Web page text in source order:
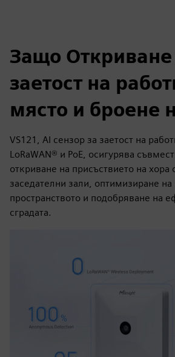
Защо Откриване
заетост на
място и броене
VS121, AI сензор за заетост на
LoRaWAN® и PoE, осигурява
откриване на присъствието на хора
заседателни зали, оптимизиране на
пространството и подобряване на
сградата.